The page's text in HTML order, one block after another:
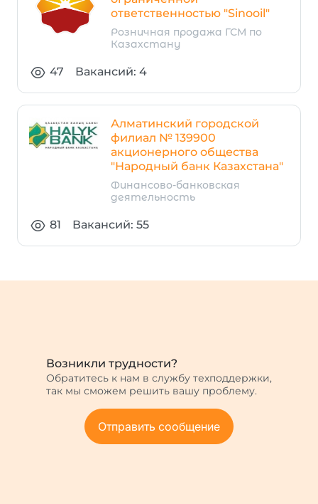
ответственностью "Sinooil"
Розничная продажа ГСМ по
Казахстану
47 Вакансий: 4
Алматинский городской
филиал № 139900
акционерного общества
"Народный банк Казахстана"
Финансово-банковская
деятельность
81 Вакансий: 55
Возникли трудности?
Обратитесь к нам в службу техподдержки,
так мы сможем решить вашу проблему.
Отправить сообщение